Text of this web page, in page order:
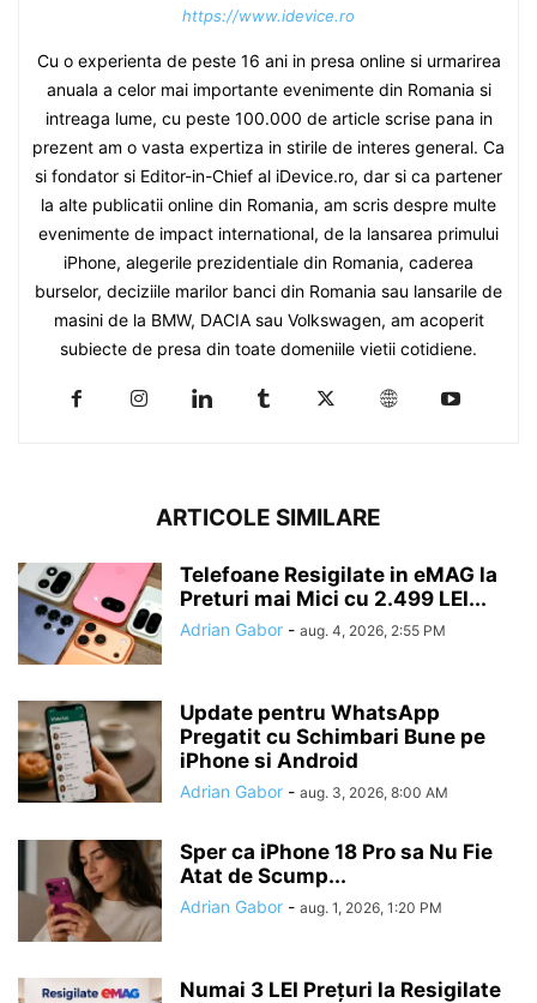
https://www.idevice.ro
Cu o experienta de peste 16 ani in presa online si urmarirea
anuala a celor mai importante evenimente din Romania si
intreaga lume, cu peste 100.000 de article scrise pana in
prezent am o vasta expertiza in stirile de interes general. Ca
si fondator si Editor-in-Chief al iDevice.ro, dar si ca partener
la alte publicatii online din Romania, am scris despre multe
evenimente de impact international, de la lansarea primului
iPhone, alegerile prezidentiale din Romania, caderea
burselor, deciziile marilor banci din Romania sau lansarile de
masini de la BMW, DACIA sau Volkswagen, am acoperit
subiecte de presa din toate domeniile vietii cotidiene.
ARTICOLE SIMILARE
Telefoane Resigilate in eMAG la
Preturi mai Mici cu 2.499 LEI...
Adrian Gabor - aug. 4, 2026, 2:55 PM
Update pentru WhatsApp
Pregatit cu Schimbari Bune pe
iPhone si Android
Adrian Gabor - aug. 3, 2026, 8:00 AM
Sper ca iPhone 18 Pro sa Nu Fie
Atat de Scump...
Adrian Gabor - aug. 1, 2026, 1:20 PM
Numai 3 LEI Prețuri la Resigilate